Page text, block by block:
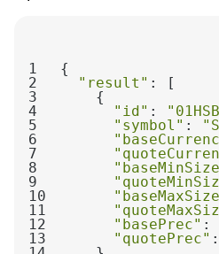
1
2
"result"
3
4
"id" :
5
"symbol" :
6
7
8
9
10
11
12
"basePrec" :
13
"quotePrec"